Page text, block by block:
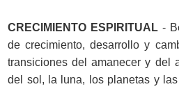
CRECIMIENTO ESPIRITUAL-
de crecimiento, desarrollo y
transiciones del amanecer y del
del sol, la luna, los planetas y